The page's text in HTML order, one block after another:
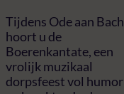
Tijdens Ode aan Bach
hoort u de
Boerenkantate, een
vrolijk muzikaal
dorpsfeest vol humor